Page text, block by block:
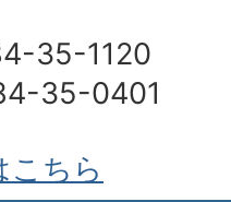
35-1120
35-0401
こちら